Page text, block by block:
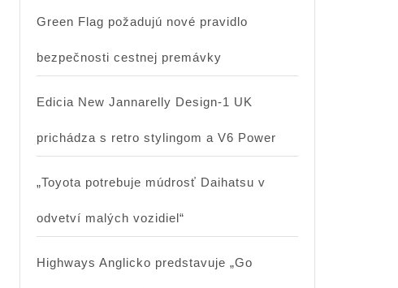
Green Flag požadujú nové pravidlo
bezpečnosti cestnej premávky
Edicia New Jannarelly Design-1 UK
prichádza s retro stylingom a V6 Power
„Toyota potrebuje múdrosť Daihatsu v
odvetví malých vozidiel“
Highways Anglicko predstavuje „Go